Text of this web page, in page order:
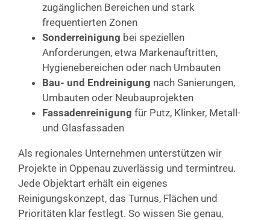
zugänglichen Bereichen und stark
frequentierten Zonen
Sonderreinigung bei speziellen
Anforderungen, etwa Markenauftritten,
Hygienebereichen oder nach Umbauten
Bau- und Endreinigung nach Sanierungen,
Umbauten oder Neubauprojekten
Fassadenreinigung für Putz, Klinker, Metall-
und Glasfassaden
Als regionales Unternehmen unterstützen wir
Projekte in Oppenau zuverlässig und termintreu.
Jede Objektart erhält ein eigenes
Reinigungskonzept, das Turnus, Flächen und
Prioritäten klar festlegt. So wissen Sie genau,